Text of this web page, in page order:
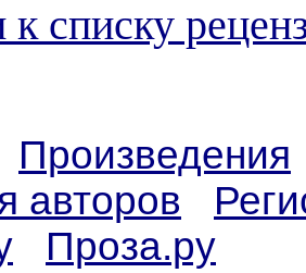
списку
Произведения
авторов
Проза.ру